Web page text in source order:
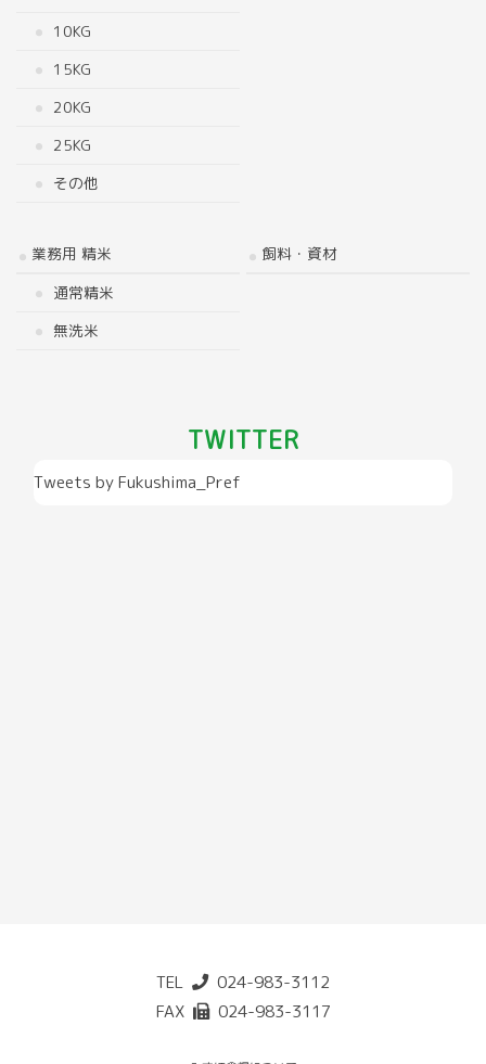
10KG
15KG
20KG
25KG
その他
業務用 精米
通常精米
無洗米
飼料・資材
TWITTER
Tweets by Fukushima_Pref
TEL
024-983-3112
FAX
024-983-3117